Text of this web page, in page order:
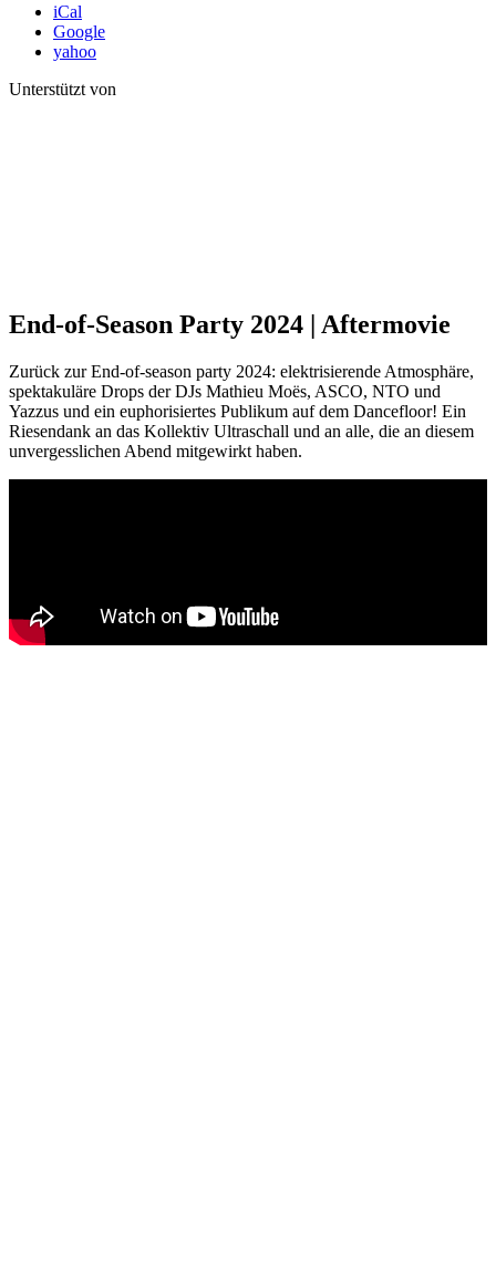
iCal
Google
yahoo
Unterstützt von
End-of-Season Party 2024 | Aftermovie
Zurück zur End-of-season party 2024: elektrisierende Atmosphäre,
spektakuläre Drops der DJs Mathieu Moës, ASCO, NTO und
Yazzus und ein euphorisiertes Publikum auf dem Dancefloor! Ein
Riesendank an das Kollektiv Ultraschall und an alle, die an diesem
unvergesslichen Abend mitgewirkt haben.